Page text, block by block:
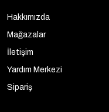
Hakkımızda
Mağazalar
İletişim
Yardım Merkezi
Sipariş